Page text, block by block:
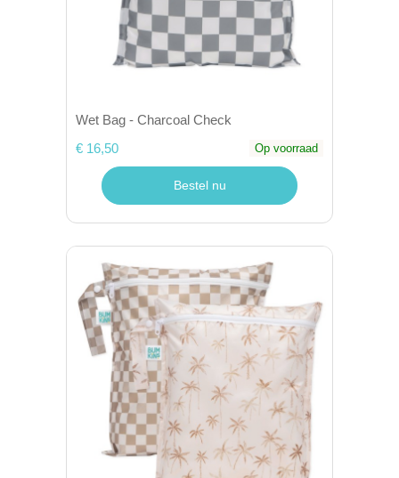
Wet Bag - Charcoal Check
€ 16,50
Op voorraad
Bestel nu